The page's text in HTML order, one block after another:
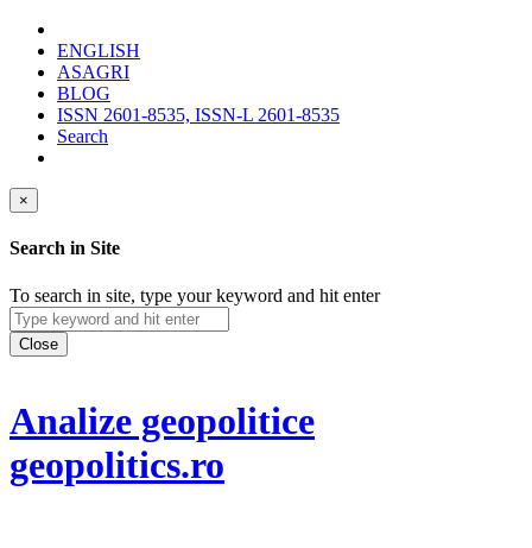
ENGLISH
ASAGRI
BLOG
ISSN 2601-8535, ISSN-L 2601-8535
Search
×
Search in Site
To search in site, type your keyword and hit enter
Close
Analize geopolitice
geopolitics.ro